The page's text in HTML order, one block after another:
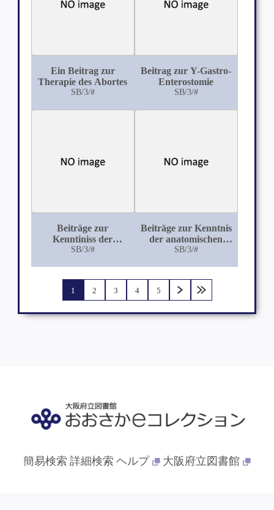
Ein Beitrag zur
Therapie des Abortes
SB/3/#
Beitrag zur Y-Gastro-
Enterostomie
SB/3/#
Beiträge zur
Kenntiniss der
menschlichen Placenta
SB/3/#
Beiträge zur Kenntnis
der anatomischen
Veränderungen der
gewöhnlichen akuten
Euterentzündung und
darauffolgenden
SB/3/#
1 2 3 4 5
簡易検索 詳細検索 ヘルプ 大阪府立図書館